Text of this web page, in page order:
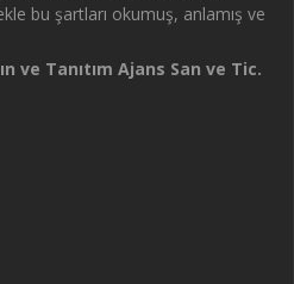
bu şartları okumuş, anlamış ve
ve Tanıtım Ajans San ve Tic.